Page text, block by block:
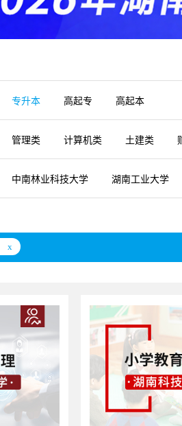
专升本 高起专 高起本
管理类 计算机类 土建类
中南林业科技大学 湖南工业大学
南华大学 长沙师范学院
湖南
x